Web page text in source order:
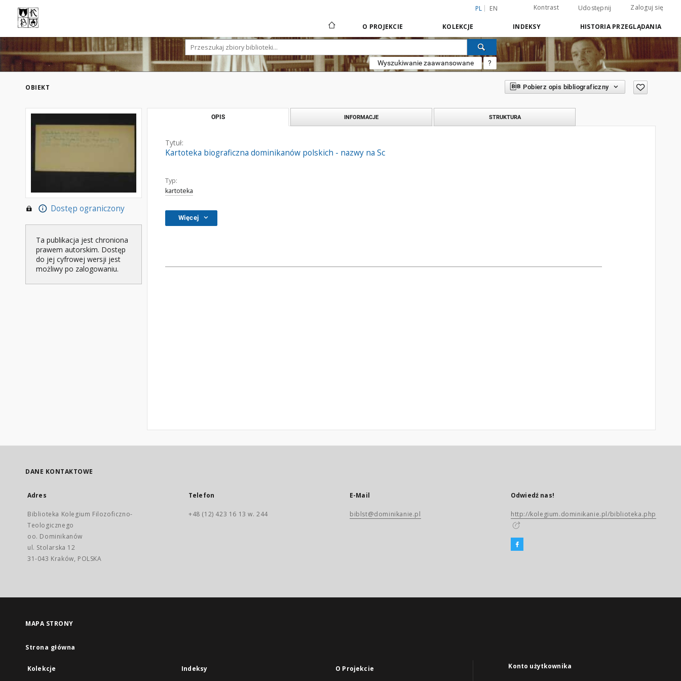
PL EN Kontrast Udostępnij Zaloguj się
O PROJEKCIE KOLEKCJE INDEKSY HISTORIA PRZEGLĄDANIA
Wyszukiwanie zaawansowane ?
OBIEKT Pobierz opis bibliograficzny
Dostęp ograniczony
Ta publikacja jest chroniona
prawem autorskim. Dostęp
do jej cyfrowej wersji jest
możliwy po zalogowaniu.
OPIS INFORMACJE STRUKTURA
Tytuł:
Kartoteka biograficzna dominikanów polskich - nazwy na Sc
Typ:
kartoteka
Więcej
DANE KONTAKTOWE
Adres
Biblioteka Kolegium Filozoficzno-
Teologicznego
oo. Dominikanów
ul. Stolarska 12
31-043 Kraków, POLSKA
Telefon
+48 (12) 423 16 13 w. 244
E-Mail
biblst@dominikanie.pl
Odwiedź nas!
http://kolegium.dominikanie.pl/biblioteka.php
MAPA STRONY
Strona główna
Kolekcje Indeksy O Projekcie Konto użytkownika